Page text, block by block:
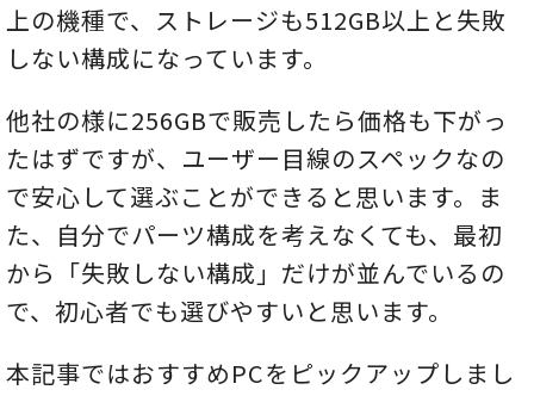
上の機種で、ストレージも512GB以上と失敗
しない構成になっています。
他社の様に256GBで販売したら価格も下がっ
たはずですが、ユーザー目線のスペックなの
で安心して選ぶことができると思います。ま
た、自分でパーツ構成を考えなくても、最初
から「失敗しない構成」だけが並んでいるの
で、初心者でも選びやすいと思います。
本記事ではおすすめPCをピックアップしまし